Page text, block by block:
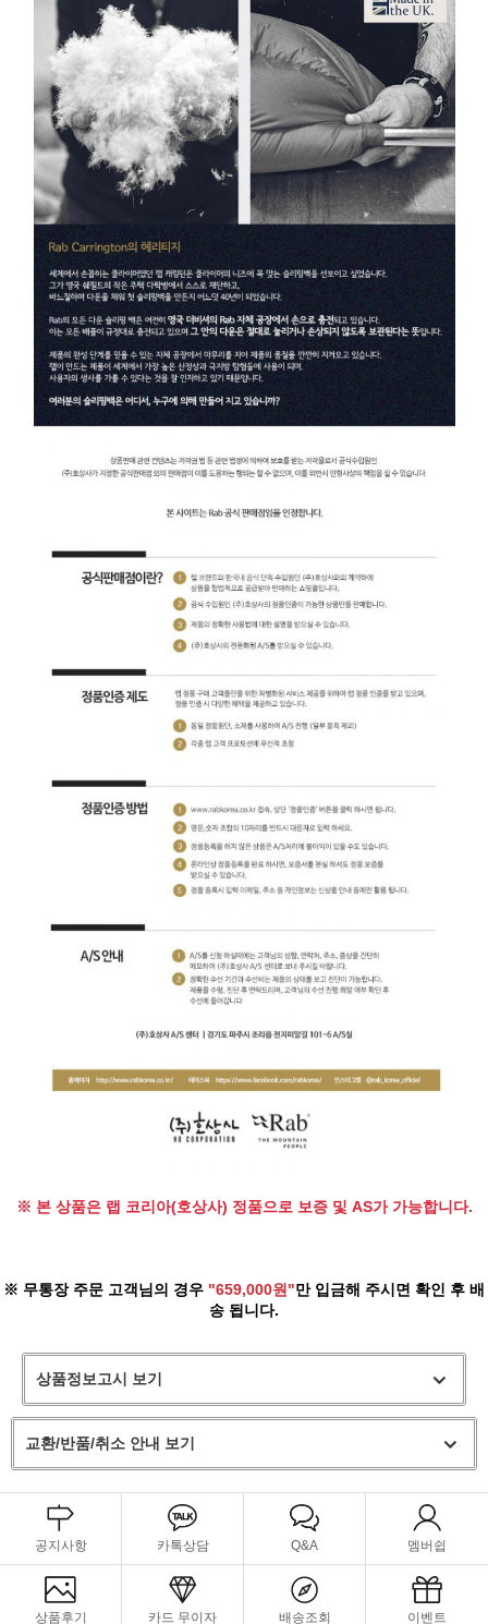
※ 본 상품은 랩 코리아(호상사) 정품으로 보증 및 AS가 가능합니다.
※ 무통장 주문 고객님의 경우 "659,000원"만 입금해 주시면 확인 후 배
송 됩니다.
상품정보고시 보기
교환/반품/취소 안내 보기
공지사항 카톡상담 Q&A 멤버쉽
상품후기 카드 무이자 배송조회 이벤트